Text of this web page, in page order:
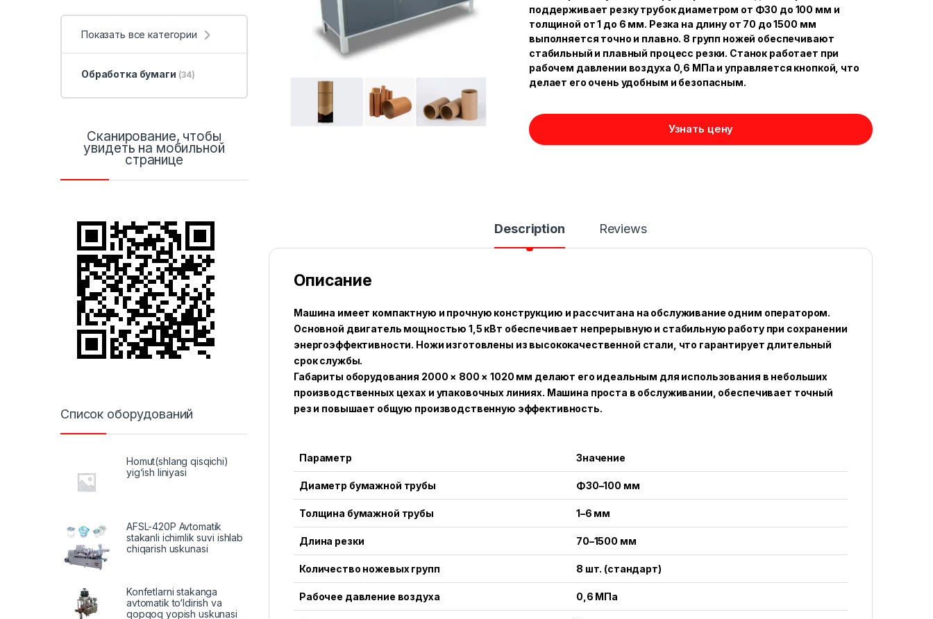
поддерживает резку трубок диаметром от Φ30 до 100 мм и
толщиной от 1 до 6 мм. Резка на длину от 70 до 1500 мм
выполняется точно и плавно. 8 групп ножей обеспечивают
стабильный и плавный процесс резки. Станок работает при
рабочем давлении воздуха 0,6 МПа и управляется кнопкой, что
делает его очень удобным и безопасным.
Узнать цену
Description Reviews
Описание
Машина имеет компактную и прочную конструкцию и рассчитана на обслуживание одним оператором.
Основной двигатель мощностью 1,5 кВт обеспечивает непрерывную и стабильную работу при сохранении
энергоэффективности. Ножи изготовлены из высококачественной стали, что гарантирует длительный
срок службы.
Габариты оборудования 2000 × 800 × 1020 мм делают его идеальным для использования в небольших
производственных цехах и упаковочных линиях. Машина проста в обслуживании, обеспечивает точный
рез и повышает общую производственную эффективность.
Параметр Значение
Диаметр бумажной трубы Φ30–100 мм
Толщина бумажной трубы 1–6 мм
Длина резки 70–1500 мм
Количество ножевых групп 8 шт. (стандарт)
Рабочее давление воздуха 0,6 МПа
Показать все категории
Обработка бумаги (34)
Сканирование, чтобы
увидеть на мобильной
странице
Список оборудований
Homut(shlang qisqichi)
yig‘ish liniyasi
AFSL-420P Avtomatik
stakanli ichimlik suvi ishlab
chiqarish uskunasi
Konfetlarni stakanga
avtomatik to‘ldirish va
qopqoq yopish uskunasi